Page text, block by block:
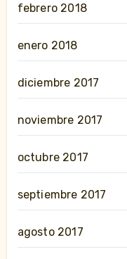
febrero 2018
enero 2018
diciembre 2017
noviembre 2017
octubre 2017
septiembre 2017
agosto 2017